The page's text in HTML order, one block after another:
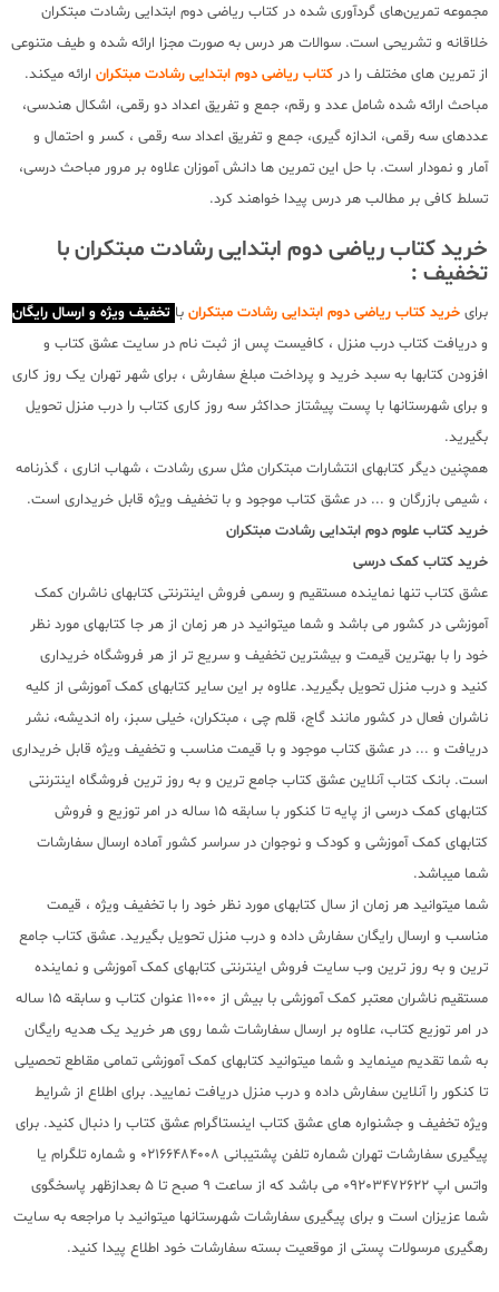
مجموعه تمرین‌های گردآوری شده در کتاب ریاضی دوم ابتدایی رشادت مبتکران
خلاقانه و تشریحی است. سوالات هر درس به صورت مجزا ارائه شده و طیف متنوعی
از تمرین های مختلف را در کتاب ریاضی دوم ابتدایی رشادت مبتکران ارائه میکند.
مباحث ارائه شده شامل عدد و رقم، جمع و تفریق اعداد دو رقمی، اشکال هندسی،
عددهای سه رقمی، اندازه گیری، جمع و تفریق اعداد سه رقمی ، کسر و احتمال و
آمار و نمودار است. با حل این تمرین ها دانش آموزان علاوه بر مرور مباحث درسی،
تسلط کافی بر مطالب هر درس پیدا خواهند کرد.
خرید کتاب ریاضی دوم ابتدایی رشادت مبتکران با
تخفیف :
برای خرید کتاب ریاضی دوم ابتدایی رشادت مبتکران با تخفیف ویژه و ارسال رایگان
و دریافت کتاب درب منزل ، کافیست پس از ثبت نام در سایت عشق کتاب و
افزودن کتابها به سبد خرید و پرداخت مبلغ سفارش ، برای شهر تهران یک روز کاری
و برای شهرستانها با پست پیشتاز حداکثر سه روز کاری کتاب را درب منزل تحویل
بگیرید.
همچنین دیگر کتابهای انتشارات مبتکران مثل سری رشادت ، شهاب اناری ، گذرنامه
، شیمی بازرگان و ... در عشق کتاب موجود و با تخفیف ویژه قابل خریداری است.
خرید کتاب علوم دوم ابتدایی رشادت مبتکران
خرید کتاب کمک درسی
عشق کتاب تنها نماینده مستقیم و رسمی فروش اینترنتی کتابهای ناشران کمک
آموزشی در کشور می باشد و شما میتوانید در هر زمان از هر جا کتابهای مورد نظر
خود را با بهترین قیمت و بیشترین تخفیف و سریع تر از هر فروشگاه خریداری
کنید و درب منزل تحویل بگیرید. علاوه بر این سایر کتابهای کمک آموزشی از کلیه
ناشران فعال در کشور مانند گاج، قلم چی ، مبتکران، خیلی سبز، راه اندیشه، نشر
دریافت و ... در عشق کتاب موجود و با قیمت مناسب و تخفیف ویژه قابل خریداری
است. بانک کتاب آنلاین عشق کتاب جامع ترین و به روز ترین فروشگاه اینترنتی
کتابهای کمک درسی از پایه تا کنکور با سابقه 15 ساله در امر توزیع و فروش
کتابهای کمک آموزشی و کودک و نوجوان در سراسر کشور آماده ارسال سفارشات
شما میباشد.
شما میتوانید هر زمان از سال کتابهای مورد نظر خود را با تخفیف ویژه ، قیمت
مناسب و ارسال رایگان سفارش داده و درب منزل تحویل بگیرید. عشق کتاب جامع
ترین و به روز ترین وب سایت فروش اینترنتی کتابهای کمک آموزشی و نماینده
مستقیم ناشران معتبر کمک آموزشی با بیش از 11000 عنوان کتاب و سابقه 15 ساله
در امر توزیع کتاب، علاوه بر ارسال سفارشات شما روی هر خرید یک هدیه رایگان
به شما تقدیم مینماید و شما میتوانید کتابهای کمک آموزشی تمامی مقاطع تحصیلی
تا کنکور را آنلاین سفارش داده و درب منزل دریافت نمایید. برای اطلاع از شرایط
ویژه تخفیف و جشنواره های عشق کتاب اینستاگرام عشق کتاب را دنبال کنید. برای
پیگیری سفارشات تهران شماره تلفن پشتیبانی 02166484008 و شماره تلگرام یا
واتس اپ 09203472622 می باشد که از ساعت 9 صبح تا 5 بعدازظهر پاسخگوی
شما عزیزان است و برای پیگیری سفارشات شهرستانها میتوانید با مراجعه به سایت
رهگیری مرسولات پستی از موقعیت بسته سفارشات خود اطلاع پیدا کنید.